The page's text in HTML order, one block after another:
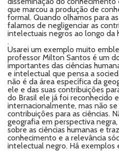
que marcou a produção de
formal. Quando olhamos para
falamos de negligenciar as
intelectuais negros ao longo da
.
Usarei um exemplo muito
professor Milton Santos é um
importantes das ciências
e intelectual que pensa a
não é da área específica da
ele e das suas contribuições
do Brasil ele já foi reconhecido
internacionalmente, mas não
contribuições para as ciências.
geografia em perspectiva
sobre as ciências humanas e
conhecimento e a relevância
intelectual negro. Há exemplos